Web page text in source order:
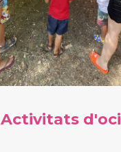
Activitats d'oci